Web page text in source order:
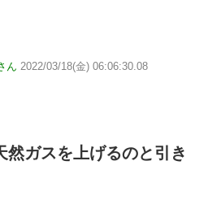
ん 2022/03/18(金) 06:06:30.08
然ガスを上げるのと引き